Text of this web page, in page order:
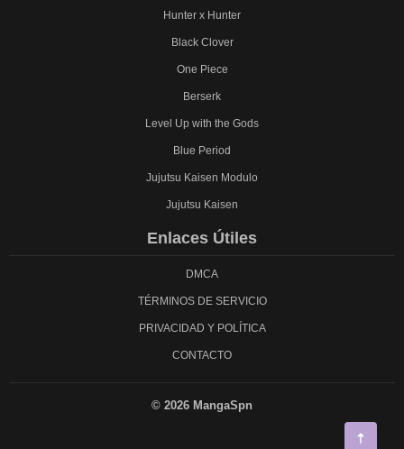
Hunter x Hunter
Black Clover
One Piece
Berserk
Level Up with the Gods
Blue Period
Jujutsu Kaisen Modulo
Jujutsu Kaisen
Enlaces Útiles
DMCA
TÉRMINOS DE SERVICIO
PRIVACIDAD Y POLÍTICA
CONTACTO
© 2026 MangaSpn